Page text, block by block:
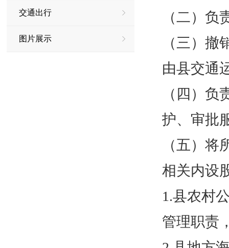
交通出行
图片展示
（二）
（三）
由县交通
（四）
护、审批
（五）
相关内设
1.县农村
管理职责